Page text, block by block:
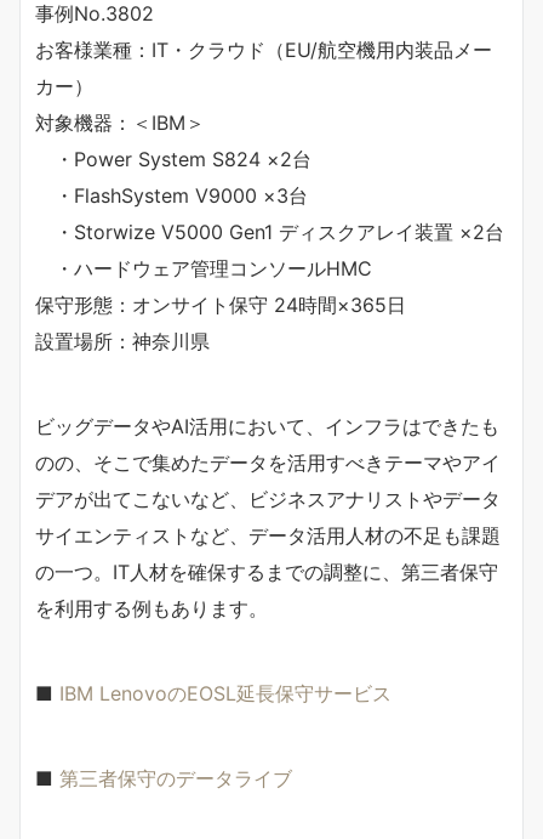
o
e
事例No.3802
お客様業種：IT・クラウド（EU/航空機用内装品メー
カー）
対象機器：＜IBM＞
・Power System S824 ×2台
・FlashSystem V9000 ×3台
・Storwize V5000 Gen1 ディスクアレイ装置 ×2台
・ハードウェア管理コンソールHMC
保守形態：オンサイト保守 24時間×365日
設置場所：神奈川県
ビッグデータやAI活用において、インフラはできたも
のの、そこで集めたデータを活用すべきテーマやアイ
デアが出てこないなど、ビジネスアナリストやデータ
サイエンティストなど、データ活用人材の不足も課題
の一つ。IT人材を確保するまでの調整に、第三者保守
を利用する例もあります。
■ IBM LenovoのEOSL延長保守サービス
■ 第三者保守のデータライブ